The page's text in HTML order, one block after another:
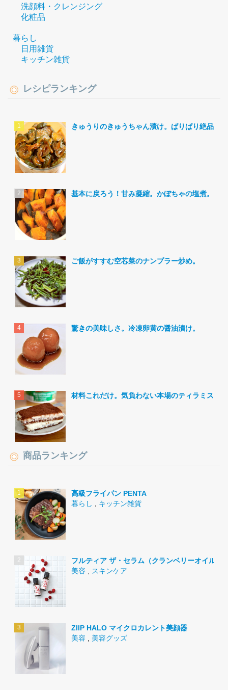
洗顔料・クレンジング
化粧品
暮らし
日用雑貨
キッチン雑貨
レシピランキング
きゅうりのきゅうちゃん漬け。ぱりぱり絶品。
基本に戻ろう！甘み凝縮。かぼちゃの塩煮。
ご飯がすすむ空芯菜のナンプラー炒め。
驚きの美味しさ。冷凍卵黄の醤油漬け。
材料これだけ。気負わない本場のティラミス。
商品ランキング
高級フライパン PENTA
暮らし
キッチン雑貨
フルティア ザ・セラム（クランベリーオイル）
美容
スキンケア
ZIIP HALO マイクロカレント美顔器
美容
美容グッズ